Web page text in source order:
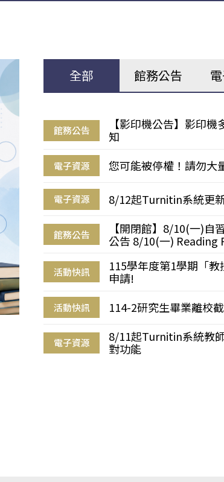
全部 館務公告
館務公告
【影印機公告】影印
知
電子資源 您可能被停權！請勿大
電子資源 8/12起Turnitin系統更
館務公告
【開閉館】8/10(一)自
公告 8/10(一) Reading
活動快訊
115學年度第1學期「
申請!
活動快訊 114-2研究生畢業離校
電子資源
8/11起Turnitin系統教
對功能